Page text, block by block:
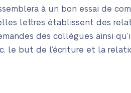
à un bon essai de
lettres établissent des
des collègues ainsi
le but de l’écriture et la